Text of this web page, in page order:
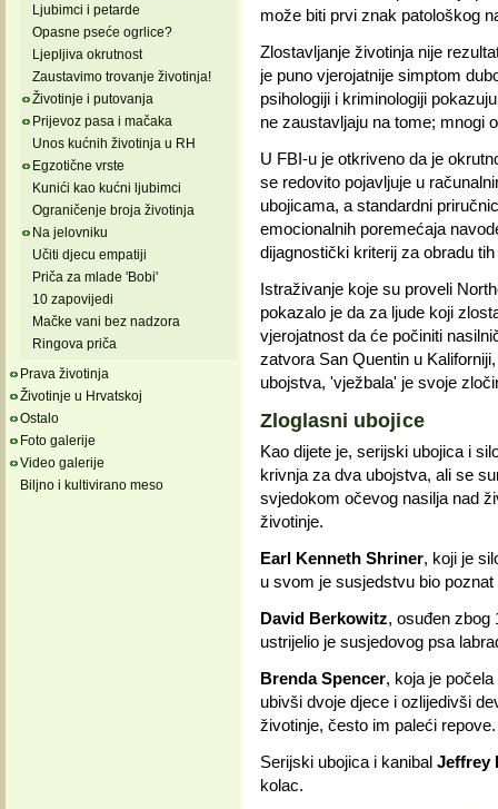
Ljubimci i petarde
Opasne pseće ogrlice?
Ljepljiva okrutnost
Zaustavimo trovanje životinja!
Životinje i putovanja
Prijevoz pasa i mačaka
Unos kućnih životinja u RH
Egzotične vrste
Kunići kao kućni ljubimci
Ograničenje broja životinja
Na jelovniku
Učiti djecu empatiji
Priča za mlade 'Bobi'
10 zapovijedi
Mačke vani bez nadzora
Ringova priča
Prava životinja
Životinje u Hrvatskoj
Ostalo
Foto galerije
Video galerije
Biljno i kultivirano meso
može biti prvi znak patološkog
Zlostavljanje životinja nije
je puno vjerojatnije simptom
psihologiji i kriminologiji
ne zaustavljaju na tome; mnogi
U FBI-u je otkriveno da je
se redovito pojavljuje u
ubojicama, a standardni
emocionalnih poremećaja
dijagnostički kriterij za obradu
Istraživanje koje su proveli
pokazalo je da za ljude koji
vjerojatnost da će počiniti
zatvora San Quentin u
ubojstva, 'vježbala' je svoje
Zloglasni ubojice
Kao dijete je, serijski ubojica i
krivnja za dva ubojstva, ali se
svjedokom očevog nasilja nad
životinje.
Earl Kenneth Shriner, koji je
u svom je susjedstvu bio
David Berkowitz, osuđen zbog
ustrijelio je susjedovog psa
Brenda Spencer, koja je
ubivši dvoje djece i ozlijedivši
životinje, često im paleći repove.
Serijski ubojica i kanibal Jeffrey
kolac.